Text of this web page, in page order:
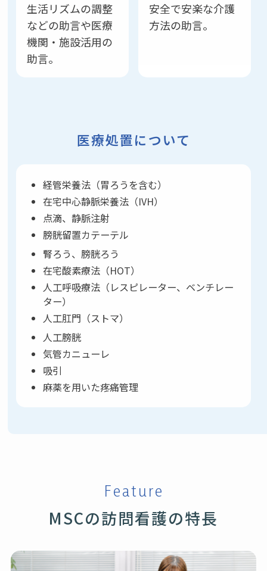
生活リズムの調整
などの助言や医療
機関・施設活用の
助言。
安全で安楽な介護
方法の助言。
医療処置について
経管栄養法（胃ろうを含む）
在宅中心静脈栄養法（IVH）
点滴、静脈注射
膀胱留置カテーテル
腎ろう、膀胱ろう
在宅酸素療法（HOT）
人工呼吸療法（レスピレーター、ベンチレー
ター）
人工肛門（ストマ）
人工膀胱
気管カニューレ
吸引
麻薬を用いた疼痛管理
Feature
MSCの訪問看護の特長